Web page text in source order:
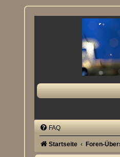
FAQ
Startseite Foren-